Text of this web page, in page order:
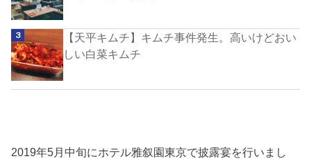
【天平キムチ】キムチ事件発生。高いけどおい
しい白菜キムチ
2019年5月中旬にホテル雅叙園東京で披露宴を行いまし